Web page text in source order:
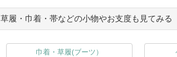
草履・巾着・帯などの小物やお支度も見てみる
巾着・草履(ブーツ）